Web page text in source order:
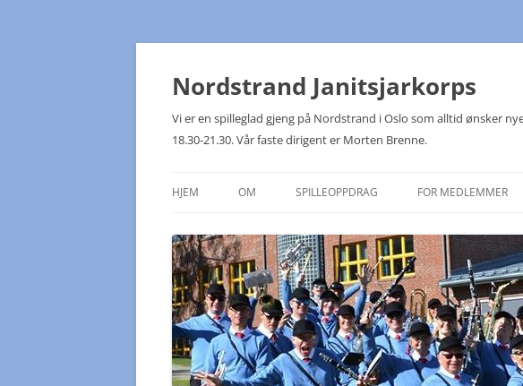
Hopp
Nordstrand Janitsjarkorps
Vi er en spilleglad gjeng på Nordstrand i Oslo som alltid ønsker
18.30-21.30. Vår faste dirigent er Morten Brenne.
HJEM OM
NJK PÅ TUR!
SPILLEOPPDRAG FOR MEDLEMMER
MEDLEMSLISTE
KOMITEER
JULETREFESTER
NOTEOVERSIKT